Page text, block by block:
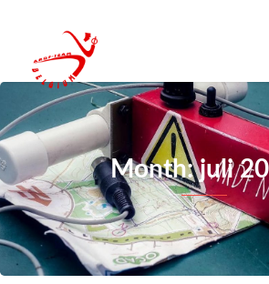
Month: juli